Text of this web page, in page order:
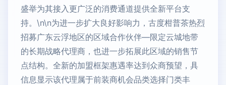
盛举为其接入更广泛的消费通道提供全新平台支
持。\n\n为进一步扩大良好影响力，古度柑普茶热烈
招募广东云浮地区的区域合作伙伴—限定云城地带
的长期战略代理商，也进一步拓展此区域的销售节
点结构。全新的加盟框架惠遇率达到众商预望，具
信息显示该代理属于前装商机会品类选择门类丰